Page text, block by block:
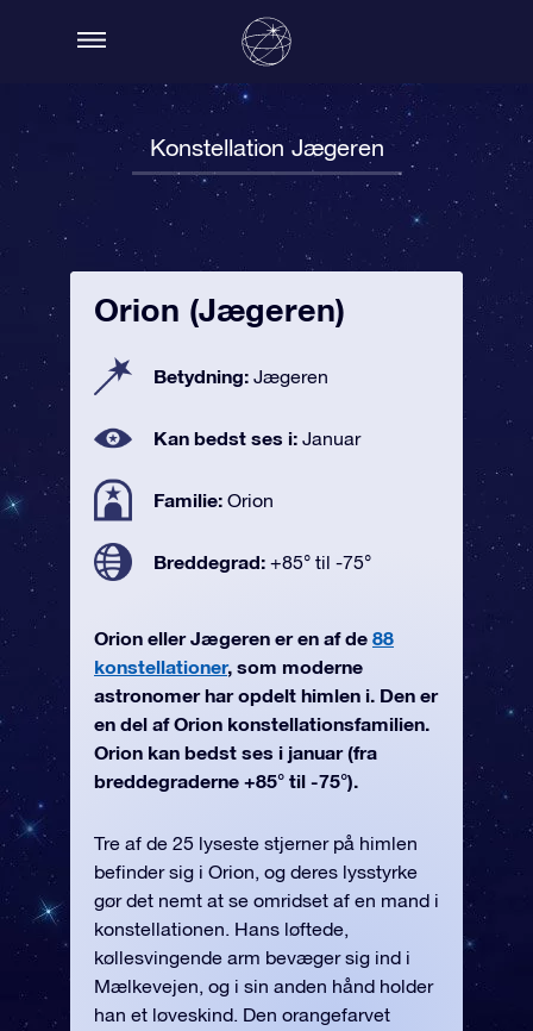
Konstellation Jægeren
Orion (Jægeren)
Betydning: Jægeren
Kan bedst ses i: Januar
Familie: Orion
Breddegrad: +85° til -75°
Orion eller Jægeren er en af de 88
konstellationer, som moderne
astronomer har opdelt himlen i. Den er
en del af Orion konstellationsfamilien.
Orion kan bedst ses i januar (fra
breddegraderne +85° til -75°).
Tre af de 25 lyseste stjerner på himlen
befinder sig i Orion, og deres lysstyrke
gør det nemt at se omridset af en mand i
konstellationen. Hans løftede,
køllesvingende arm bevæger sig ind i
Mælkevejen, og i sin anden hånd holder
han et løveskind. Den orangefarvet